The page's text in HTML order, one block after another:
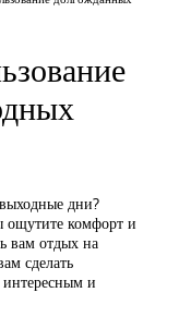
дни?
ощутите комфорт и
вам отдых на
сделать
и